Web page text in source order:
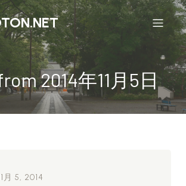
2014年11月5日
月 5, 2014